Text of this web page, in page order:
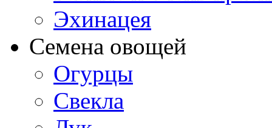
Эхинацея
Семена овощей
Огурцы
Свекла